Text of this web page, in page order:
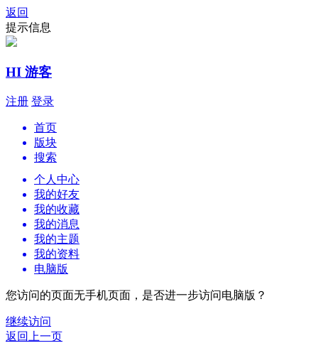
返回
提示信息
HI 游客
注册 登录
首页
版块
搜索
个人中心
我的好友
我的收藏
我的消息
我的主题
我的资料
电脑版
您访问的页面无手机页面，是否进一步访问电脑版？
继续访问
返回上一页